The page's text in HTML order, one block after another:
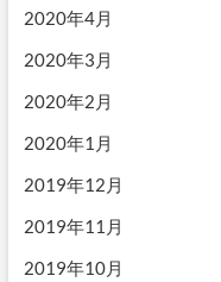
2020年4月
2020年3月
2020年2月
2020年1月
2019年12月
2019年11月
2019年10月